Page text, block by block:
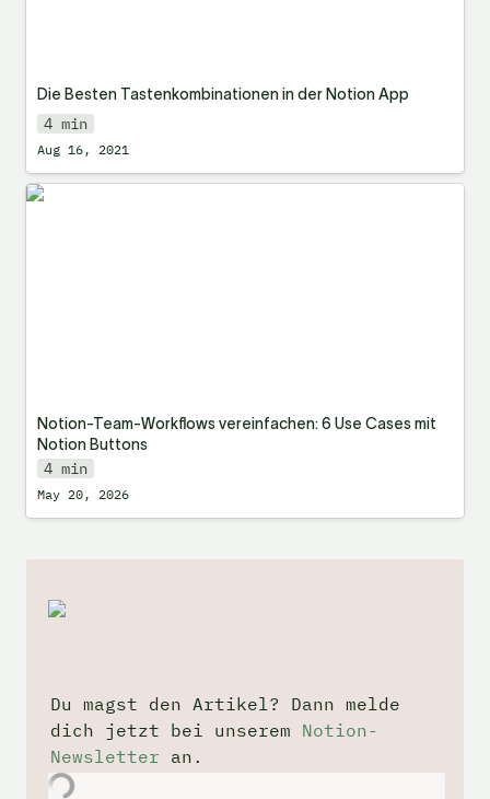
Die Besten Tastenkombinationen in der Notion App
4 min
Aug 16, 2021
Notion-Team-Workflows vereinfachen: 6
Notion-Team-Workflows vereinfachen: 6 Use Cases mit
Notion Buttons
4 min
May 20, 2026
Du magst den Artikel? Dann melde
dich jetzt bei unserem Notion-
Newsletter an.